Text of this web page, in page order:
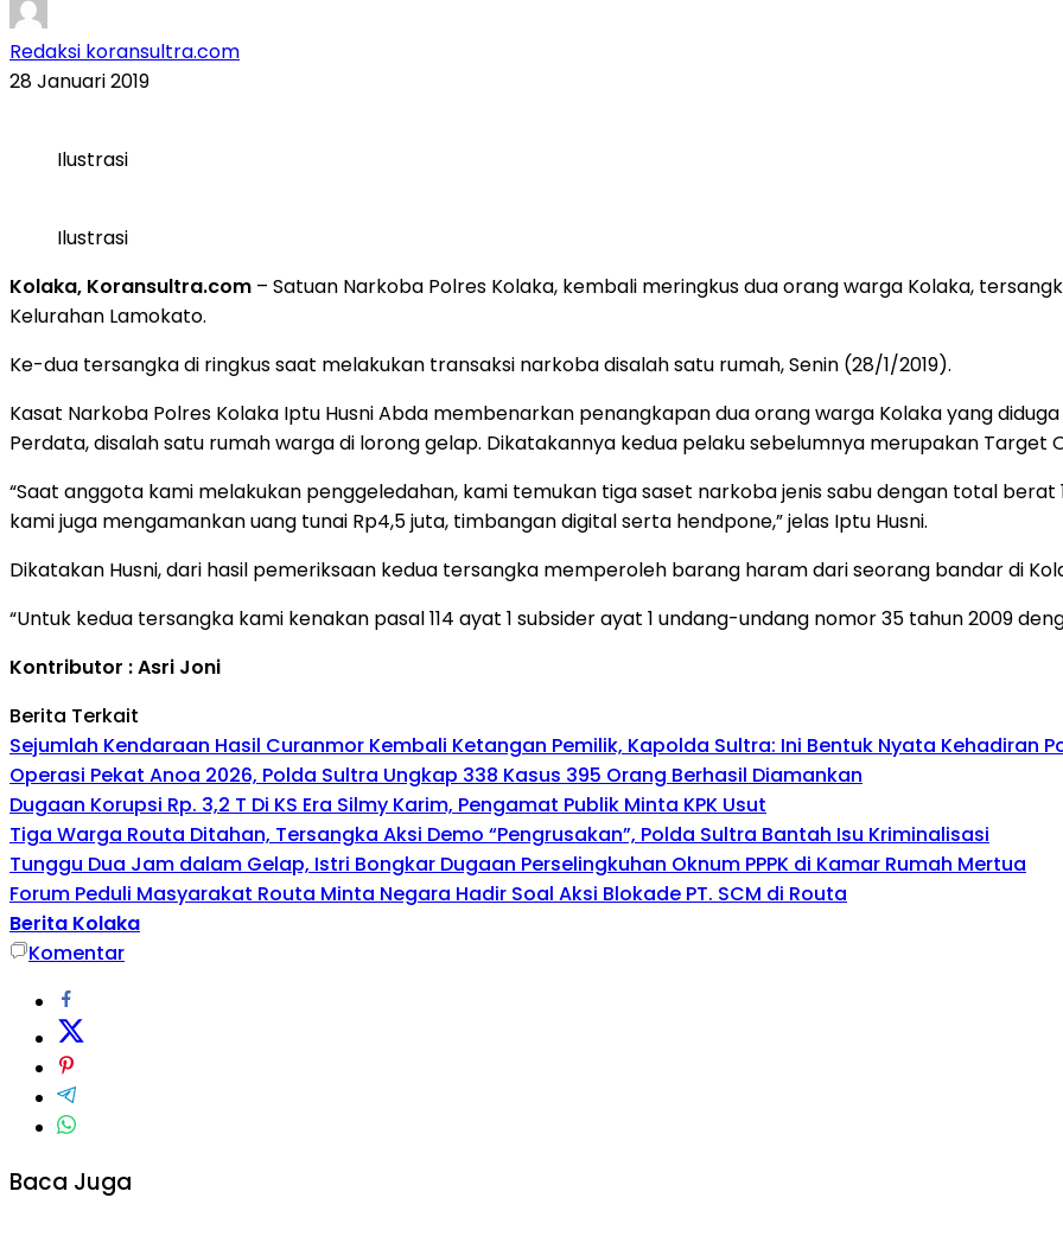
Redaksi koransultra.com
28 Januari 2019
Ilustrasi
Ilustrasi
Kolaka, Koransultra.com – Satuan Narkoba Polres Kolaka, kembali meringkus dua orang warga Kolaka,
Kelurahan Lamokato.
Ke-dua tersangka di ringkus saat melakukan transaksi narkoba disalah satu rumah, Senin (28/1/2019).
Kasat Narkoba Polres Kolaka Iptu Husni Abda membenarkan penangkapan dua orang warga Kolaka yang
Perdata, disalah satu rumah warga di lorong gelap. Dikatakannya kedua pelaku sebelumnya merupakan Target
“Saat anggota kami melakukan penggeledahan, kami temukan tiga saset narkoba jenis sabu dengan total berat
kami juga mengamankan uang tunai Rp4,5 juta, timbangan digital serta hendpone,” jelas Iptu Husni.
Dikatakan Husni, dari hasil pemeriksaan kedua tersangka memperoleh barang haram dari seorang bandar di
“Untuk kedua tersangka kami kenakan pasal 114 ayat 1 subsider ayat 1 undang-undang nomor 35 tahun 2009
Kontributor : Asri Joni
Berita Terkait
Sejumlah Kendaraan Hasil Curanmor Kembali Ketangan Pemilik, Kapolda Sultra: Ini Bentuk Nyata Kehadiran
Operasi Pekat Anoa 2026, Polda Sultra Ungkap 338 Kasus 395 Orang Berhasil Diamankan
Dugaan Korupsi Rp. 3,2 T Di KS Era Silmy Karim, Pengamat Publik Minta KPK Usut
Tiga Warga Routa Ditahan, Tersangka Aksi Demo “Pengrusakan”, Polda Sultra Bantah Isu Kriminalisasi
Tunggu Dua Jam dalam Gelap, Istri Bongkar Dugaan Perselingkuhan Oknum PPPK di Kamar Rumah Mertua
Forum Peduli Masyarakat Routa Minta Negara Hadir Soal Aksi Blokade PT. SCM di Routa
Berita Kolaka
Komentar
Baca Juga